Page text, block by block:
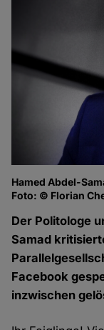
Hamed Abdel-
Foto: © Florian
Der Politologe
Samad
Facebook
inzwischen